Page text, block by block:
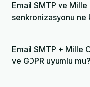
Email SMTP ve Mille
senkronizasyonu ne
Email SMTP + Mille
ve GDPR uyumlu mu?